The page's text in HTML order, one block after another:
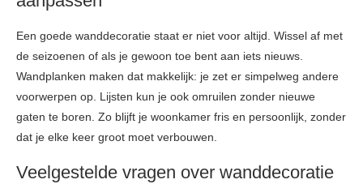
Een goede wanddecoratie staat er niet voor altijd. Wissel af met
de seizoenen of als je gewoon toe bent aan iets nieuws.
Wandplanken maken dat makkelijk: je zet er simpelweg andere
voorwerpen op. Lijsten kun je ook omruilen zonder nieuwe
gaten te boren. Zo blijft je woonkamer fris en persoonlijk, zonder
dat je elke keer groot moet verbouwen.
Veelgestelde vragen over wanddecoratie